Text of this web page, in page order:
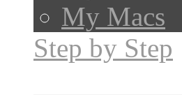
My Macs
Step by Step